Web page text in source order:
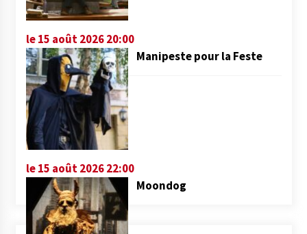
le 15 août 2026 20:00
Manipeste pour la Feste
le 15 août 2026 22:00
Moondog